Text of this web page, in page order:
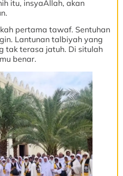
itu, insyaAllah, akan
pertama tawaf. Sentuhan
Lantunan talbiyah yang
tak terasa jatuh. Di situlah
benar.